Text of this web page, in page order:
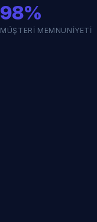
98%
MÜŞTERI MEMNUNIYETI